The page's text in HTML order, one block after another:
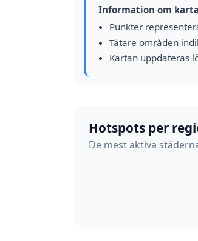
Information om
Punkter
Tätare områden
Kartan uppdateras
Hotspots per
De mest aktiva